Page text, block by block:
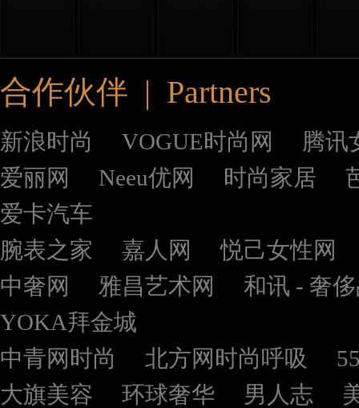
合作伙伴 | Partners
新浪时尚 VOGUE时尚网
腾讯
爱丽网
Neeu优网 时尚家居
爱卡汽车
腕表之家
嘉人网
悦己女性网
中奢网
雅昌艺术网
和讯 - 奢
YOKA拜金城
中青网时尚
北方网时尚呼吸
大旗美容
环球奢华 男人志